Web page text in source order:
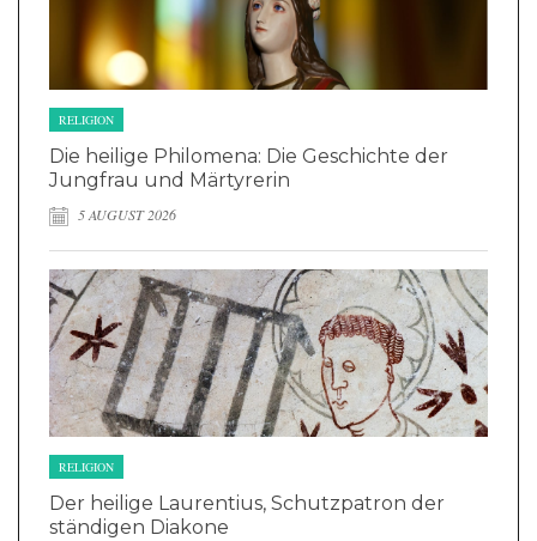
RELIGION
Die heilige Philomena: Die Geschichte der
Jungfrau und Märtyrerin
5 AUGUST 2026
RELIGION
Der heilige Laurentius, Schutzpatron der
ständigen Diakone